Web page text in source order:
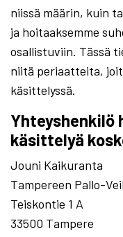
niissä määrin, kuin
ja hoitaaksemme
osallistuviin. Tässä
niitä periaatteita,
käsittelyssä.
Yhteyshenkilö
käsittelyä
Jouni Kaikuranta
Tampereen Pallo-
Teiskontie 1 A
33500 Tampere